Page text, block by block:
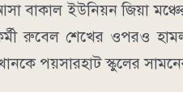
বাকাল ইউনিয়ন জিয়া
রুবেল শেখের ওপরও
পয়সারহাট স্কুলের